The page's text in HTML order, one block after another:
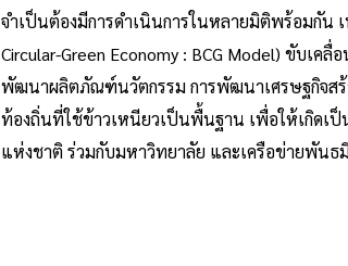
จำเป็นต้องมีการดำเนินการในหลายมิติพร้อมกัน
Circular-Green Economy : BCG Model) ขับเ
พัฒนาผลิตภัณฑ์นวัตกรรม การพัฒนาเศรษฐกิจส
ท้องถิ่นที่ใช้ข้าวเหนียวเป็นพื้นฐาน เพื่อให้เกิดเ
แห่งชาติ ร่วมกับมหาวิทยาลัย และเครือข่ายพัน